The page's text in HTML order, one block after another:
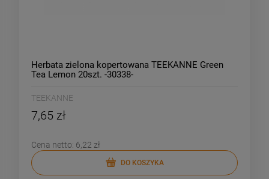
Herbata zielona kopertowana TEEKANNE Green
Tea Lemon 20szt. -30338-
TEEKANNE
7,65 zł
Cena netto: 6,22 zł
DO KOSZYKA